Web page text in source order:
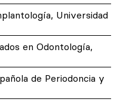
Universidad
en Odontología,
de Periodoncia y